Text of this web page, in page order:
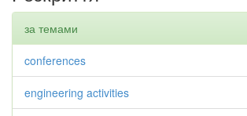
за темами
conferences
engineering activities